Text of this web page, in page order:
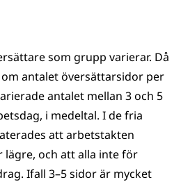
som grupp varierar. Då
antalet översättarsidor per
antalet mellan 3 och 5
i medeltal. I de fria
att arbetstakten
lägre, och att alla inte för
Ifall 3–5 sidor är mycket